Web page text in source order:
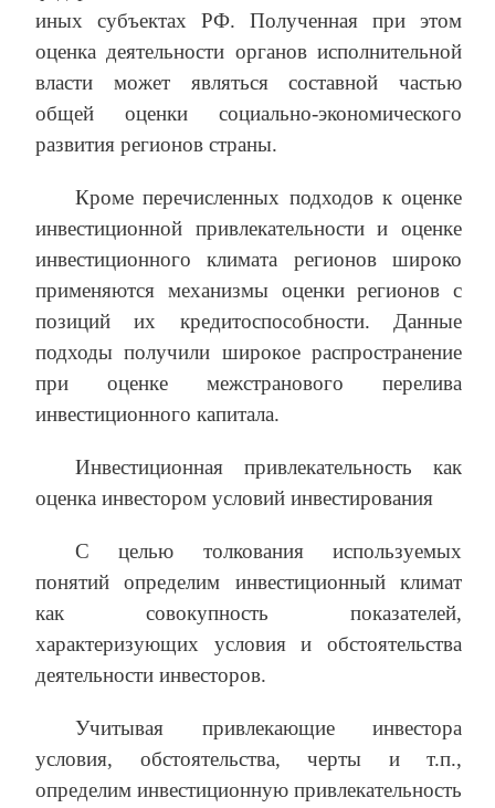
иных субъектах РФ. Полученная при этом
оценка деятельности органов исполнительной
власти может являться составной частью
общей оценки социально-экономического
развития регионов страны.
Кроме перечисленных подходов к оценке
инвестиционной привлекательности и оценке
инвестиционного климата регионов широко
применяются механизмы оценки регионов с
позиций их кредитоспособности. Данные
подходы получили широкое распространение
при оценке межстранового перелива
инвестиционного капитала.
Инвестиционная привлекательность как
оценка инвестором условий инвестирования
С целью толкования используемых
понятий определим инвестиционный климат
как совокупность показателей,
характеризующих условия и обстоятельства
деятельности инвесторов.
Учитывая привлекающие инвестора
условия, обстоятельства, черты и т.п.,
определим инвестиционную привлекательность